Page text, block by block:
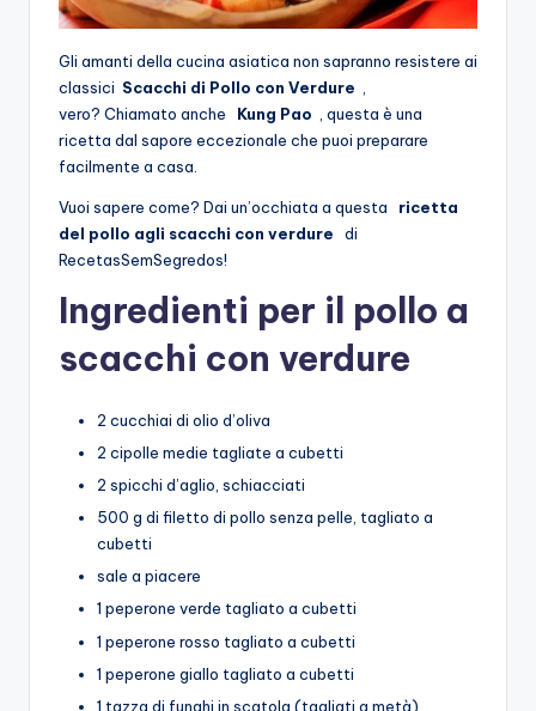
Gli amanti della cucina asiatica non sapranno resistere ai
classici Scacchi di Pollo con Verdure
vero? Chiamato anche Kung Pao , questa è una
ricetta dal sapore eccezionale che puoi preparare
facilmente a casa.
Vuoi sapere come? Dai un’occhiata a questa ricetta
del pollo agli scacchi con verdure di
RecetasSemSegredos!
Ingredienti per il pollo a
scacchi con verdure
2 cucchiai di olio d’oliva
2 cipolle medie tagliate a cubetti
2 spicchi d’aglio, schiacciati
500 g di filetto di pollo senza pelle, tagliato a
cubetti
sale a piacere
1 peperone verde tagliato a cubetti
1 peperone rosso tagliato a cubetti
1 peperone giallo tagliato a cubetti
1 tazza di funghi in scatola (tagliati a metà)